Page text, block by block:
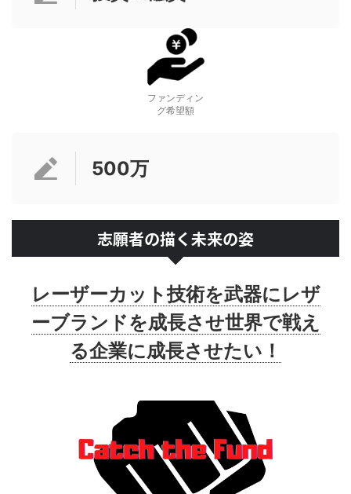
ファンディン
グ希望額
500万
志願者の描く未来の姿
レーザーカット技術を武器にレザ
ーブランドを成長させ世界で戦え
る企業に成長させたい！